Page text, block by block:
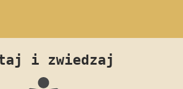
i zwiedzaj